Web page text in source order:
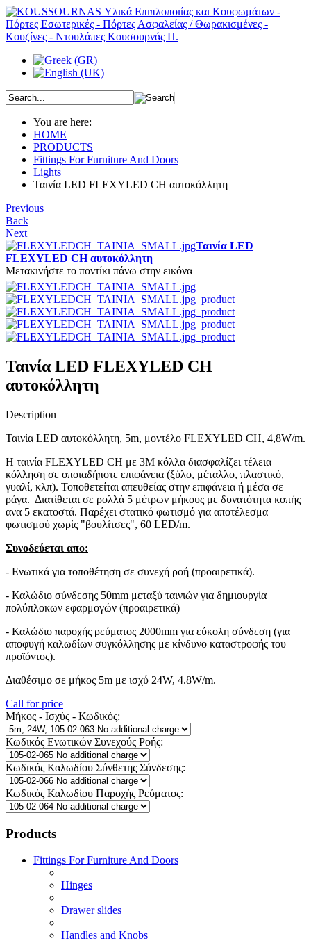
You are here:
HOME
PRODUCTS
Fittings For Furniture And Doors
Lights
Ταινία LED FLEXYLED CH αυτοκόλλητη
Previous
Back
Next
Ταινία LED
FLEXYLED CH αυτοκόλλητη
Μετακινήστε το ποντίκι πάνω στην εικόνα
Ταινία LED FLEXYLED CH
αυτοκόλλητη
Description
Ταινία LED αυτοκόλλητη, 5m, μοντέλο FLEXYLED CH, 4,8W/m.
Η ταινία FLEXYLED CH με 3Μ κόλλα διασφαλίζει τέλεια
κόλληση σε οποιαδήποτε επιφάνεια (ξύλο, μέταλλο, πλαστικό,
γυαλί, κλπ). Τοποθετείται απευθείας στην επιφάνεια ή μέσα σε
ράγα. Διατίθεται σε ρολλά 5 μέτρων μήκους με δυνατότητα κοπής
ανα 5 εκατοστά. Παρέχει στατικό φωτισμό για αποτέλεσμα
φωτισμού χωρίς "βουλίτσες", 60 LED/m.
Συνοδεύεται απο:
- Eνωτικά για τοποθέτηση σε συνεχή ροή (προαιρετικά).
- Καλώδιο σύνδεσης 50mm μεταξύ ταινιών για δημιουργία
πολύπλοκων εφαρμογών (προαιρετικά)
- Καλώδιο παροχής ρεύματος 2000mm για εύκολη σύνδεση (για
αποφυγή καλωδίων συγκόλλησης με κίνδυνο καταστροφής του
προϊόντος).
Διαθέσιμο σε μήκος 5m με ισχύ 24W, 4.8W/m.
Call for price
Μήκος - Ισχύς - Κωδικός:
Κωδικός Ενωτικών Συνεχούς Ροής:
Κωδικός Καλωδίου Σύνθετης Σύνδεσης:
Κωδικός Καλωδίου Παροχής Ρεύματος:
Products
Fittings For Furniture And Doors
Hinges
Drawer slides
Handles and Knobs